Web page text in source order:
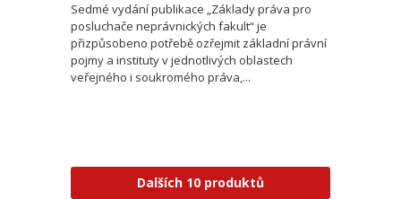
Sedmé vydání publikace „Základy práva pro
posluchače neprávnických fakult“ je
přizpůsobeno potřebě ozřejmit základní právní
pojmy a instituty v jednotlivých oblastech
veřejného i soukromého práva,...
Dalších 10 produktů